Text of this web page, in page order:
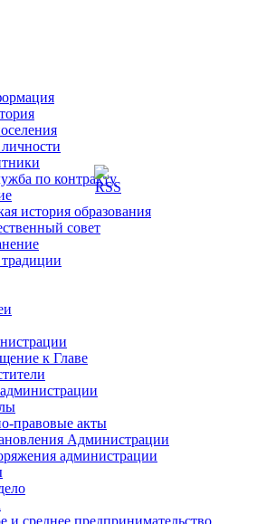
по контракту
история образования
совет
к Главе
правовые акты
Администрации
администрации
и среднее предпринимательство